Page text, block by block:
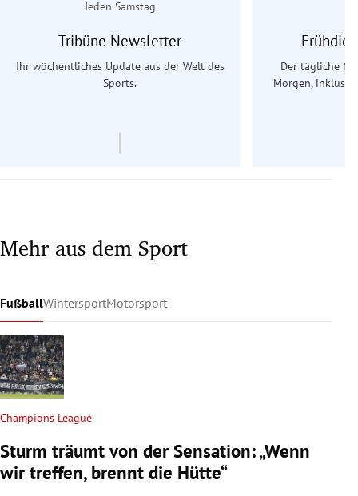
Jeden Samstag
Tribüne Newsletter
Ihr wöchentliches Update aus der Welt des
Sports.
Der tägliche
Morgen,
Mehr aus dem Sport
FußballWintersportMotorsport
Champions League
Sturm träumt von der Sensation: „Wenn
wir treffen, brennt die Hütte“